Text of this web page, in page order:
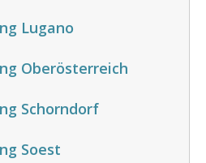
Lugano
Oberösterreich
Schorndorf
Soest